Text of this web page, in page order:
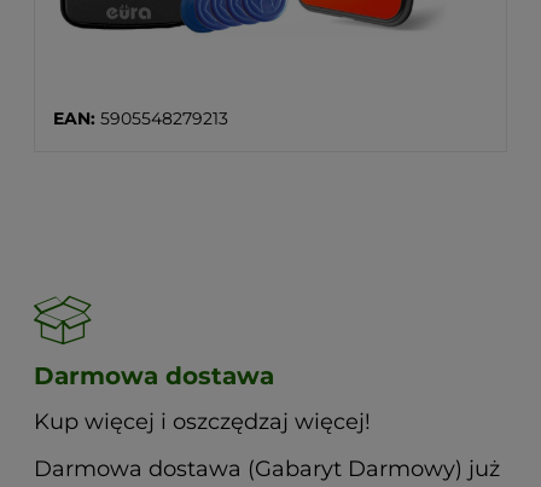
EAN: 5905548279213
Darmowa dostawa
Kup więcej i oszczędzaj więcej!
Darmowa dostawa (Gabaryt Darmowy) już